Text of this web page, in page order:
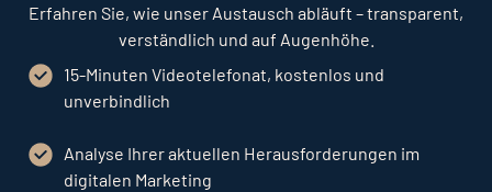
Erfahren Sie, wie unser Austausch abläuft – transparent,
verständlich und auf Augenhöhe.
15-Minuten Videotelefonat, kostenlos und
unverbindlich
Analyse Ihrer aktuellen Herausforderungen im
digitalen Marketing